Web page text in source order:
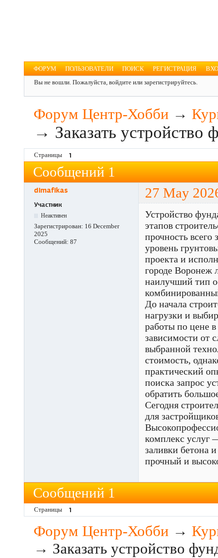
ФОРУМ ПОЛЬЗОВАТЕЛИ ПОИСК РЕГИСТРАЦИЯ
Вы не вошли. Пожалуйста, войдите или зарегистрируйтесь.
Форум Центр-Хобби →
→ Заказать
Страницы 1
Сообщений 1
dimafikas 27 May
Участник
Неактивен
Зарегистрирован: 16 December
2025
Сообщений: 87
Устройство
этапов
прочность всего
уровень
проекта и
городе Воронеж
наилучший тип
До начала
нагрузки и
работы по цене
зависимости от
выбранной
стоимость,
практический
поиска запрос
обратить
Сегодня
для
комплекс услуг
заливки бетона
прочный и
Сообщений 1
Страницы 1
Форум Центр-Хобби →
→ Заказать устройство